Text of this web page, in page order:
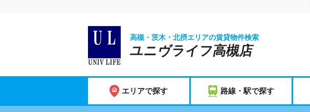
高槻・茨木・北摂エリアの賃貸物件検索
ユニヴライフ高槻店
エリアで探す 路線・駅で探す